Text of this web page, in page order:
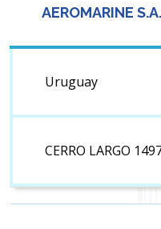
AEROMARINE S.A.
Uruguay
CERRO LARGO